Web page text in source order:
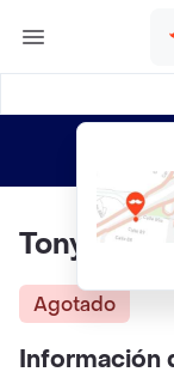
Tony Moly
Agotado
Información